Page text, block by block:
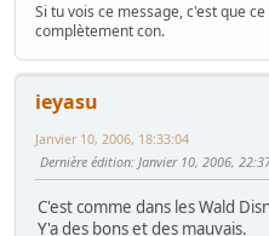
Si tu vois ce message, c'est que
complètement con.
ieyasu
Janvier 10, 2006, 18:33:04
Dernière édition: Janvier 10, 2006,
C'est comme dans les Wald
Y'a des bons et des mauvais.